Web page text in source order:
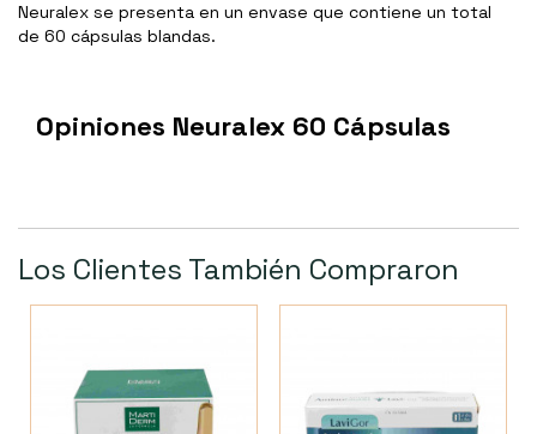
Neuralex se presenta en un envase que contiene un total
de 60 cápsulas blandas.
Opiniones Neuralex 60 Cápsulas
Los Clientes También Compraron